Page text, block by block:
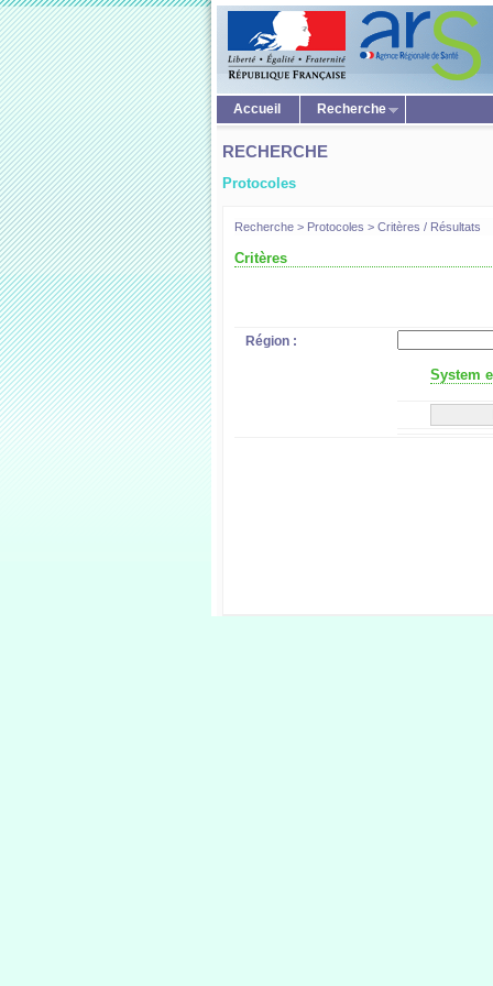
Accueil Recherche
RECHERCHE
Protocoles
Recherche > Protocoles > Critères / Résultats
Critères
Région :
System